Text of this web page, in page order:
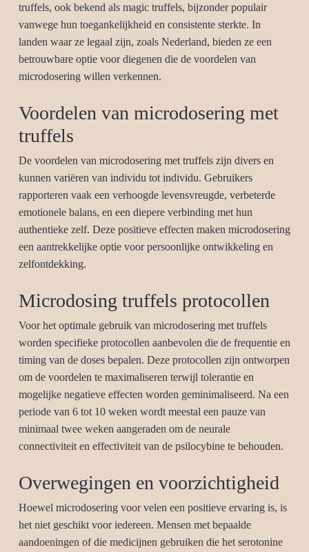
truffels, ook bekend als magic truffels, bijzonder populair
vanwege hun toegankelijkheid en consistente sterkte. In
landen waar ze legaal zijn, zoals Nederland, bieden ze een
betrouwbare optie voor diegenen die de voordelen van
microdosering willen verkennen.
Voordelen van microdosering met
truffels
De voordelen van microdosering met truffels zijn divers en
kunnen variëren van individu tot individu. Gebruikers
rapporteren vaak een verhoogde levensvreugde, verbeterde
emotionele balans, en een diepere verbinding met hun
authentieke zelf. Deze positieve effecten maken microdosering
een aantrekkelijke optie voor persoonlijke ontwikkeling en
zelfontdekking.
Microdosing truffels protocollen
Voor het optimale gebruik van microdosering met truffels
worden specifieke protocollen aanbevolen die de frequentie en
timing van de doses bepalen. Deze protocollen zijn ontworpen
om de voordelen te maximaliseren terwijl tolerantie en
mogelijke negatieve effecten worden geminimaliseerd. Na een
periode van 6 tot 10 weken wordt meestal een pauze van
minimaal twee weken aangeraden om de neurale
connectiviteit en effectiviteit van de psilocybine te behouden.
Overwegingen en voorzichtigheid
Hoewel microdosering voor velen een positieve ervaring is, is
het niet geschikt voor iedereen. Mensen met bepaalde
aandoeningen of die medicijnen gebruiken die het serotonine